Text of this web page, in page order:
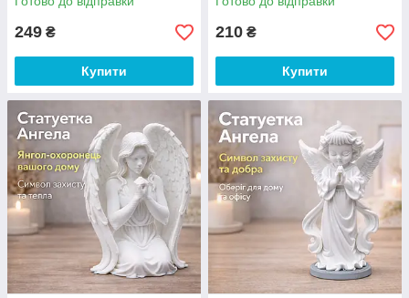
249 ₴
Купити
210 ₴
Купити